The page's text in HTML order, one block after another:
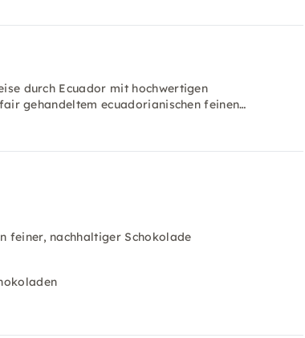
durch Ecuador mit hochwertigen
gehandeltem ecuadorianischen feinen…
feiner, nachhaltiger Schokolade